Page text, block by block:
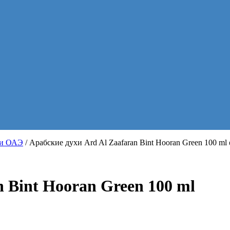
ОАЭ / Арабские духи Ard Al Zaafaran Bint Hooran Green 100 ml
Bint Hooran Green 100 ml